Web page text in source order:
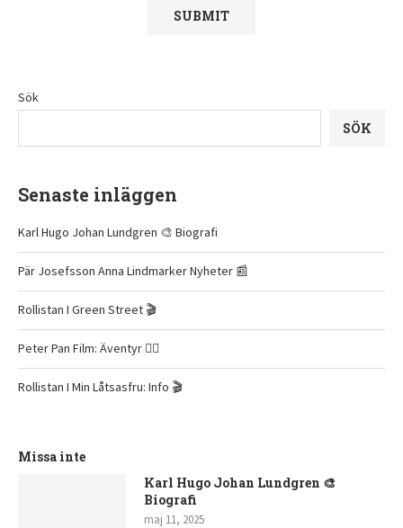
Sök
SÖK
Senaste inläggen
Karl Hugo Johan Lundgren 🎨 Biografi
Pär Josefsson Anna Lindmarker Nyheter 📰
Rollistan I Green Street 🎬
Peter Pan Film: Äventyr 🧚‍♂️
Rollistan I Min Låtsasfru: Info 🎬
Missa inte
Karl Hugo Johan Lundgren 🎨
Biografi
maj 11, 2025